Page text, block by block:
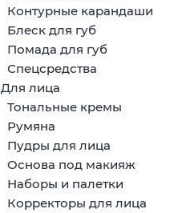
Контурные карандаши
Блеск для губ
Помада для губ
Спецсредства
Для лица
Тональные кремы
Румяна
Пудры для лица
Основа под макияж
Наборы и палетки
Корректоры для лица